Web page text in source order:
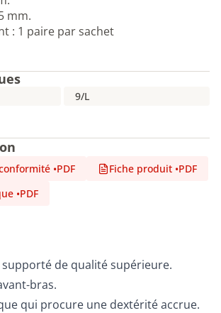
mm.
: 1 paire par sachet
9/L
•PDF Fiche produit •PDF
•PDF
de qualité supérieure.
bras.
qui procure une dextérité accrue.